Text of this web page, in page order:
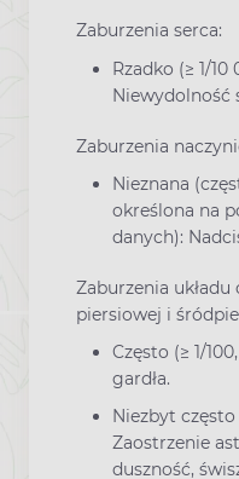
Zaburzenia serca:
Rzadko (≥ 1/10
Niewydolność
Zaburzenia
Nieznana
określona na
danych):
Zaburzenia
piersiowej i
Często (≥ 1/
gardła.
Niezbyt często
Zaostrzenie
duszność,